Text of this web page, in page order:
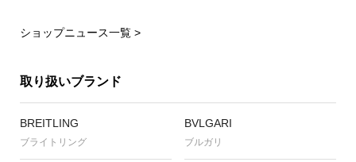
ショップニュース一覧 >
取り扱いブランド
BREITLING
ブライトリング
BVLGARI
ブルガリ